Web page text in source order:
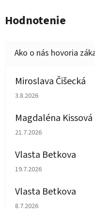
Hodnotenie
Miroslava Čišecká
Hodnotenie obchodu je
3.8.2026
Magdaléna Kissová
Hodnotenie obchodu je
21.7.2026
Vlasta Betkova
Hodnotenie obchodu je
19.7.2026
Vlasta Betkova
Hodnotenie obchodu je
8.7.2026